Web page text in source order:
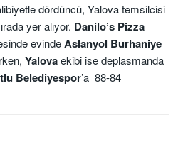
dördüncü, Yalova temsilcisi
yer alıyor. Danilo’s Pizza
evindeAslanyol Burhaniye
Yalovaekibi ise deplasmanda
Belediyespor’a 88-84